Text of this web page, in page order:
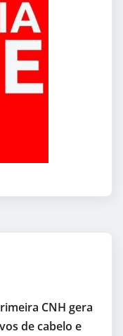
CNH gera
de cabelo e